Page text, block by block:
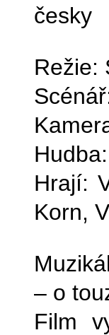
česky
Režie:
Hrají:
Korn,
– o
Film